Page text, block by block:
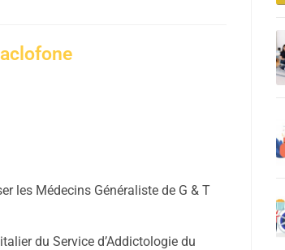
les Médecins Généraliste de G & T
du Service d’Addictologie du